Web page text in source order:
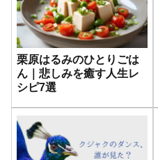
栗原はるみのひとりごは
ん｜悲しみを癒す人生レ
シピ7選